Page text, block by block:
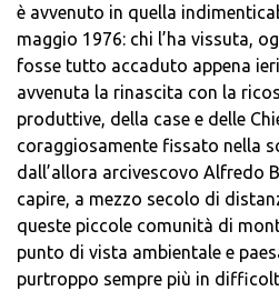
è avvenuto in quella
maggio 1976: chi l’ha vissuta,
fosse tutto accaduto appena
avvenuta la rinascita con la
produttive, della case e delle
coraggiosamente fissato nella
dall’allora arcivescovo Alfredo
capire, a mezzo secolo di
queste piccole comunità di
punto di vista ambientale e
purtroppo sempre più in